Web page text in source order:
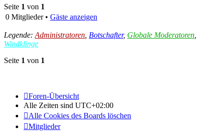
Seite 1 von 1
0 Mitglieder • Gäste anzeigen
Legende: Administratoren Botschafter, Globale Moderatoren
Windklinge
Seite 1 von 1
Foren-Übersicht
Alle Zeiten sind UTC+02:00
Alle Cookies des Boards löschen
Mitglieder